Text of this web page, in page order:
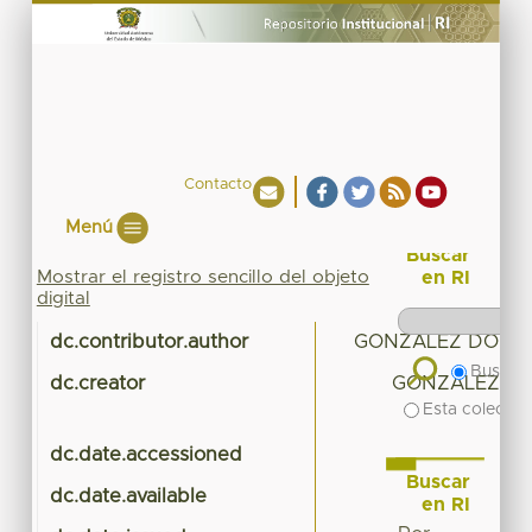
Contacto
Menú
Mostrar el registro sencillo del objeto
digital
dc.contributor.author GONZALEZ
dc.creator GONZALEZ
dc.date.accessioned
dc.date.available
Buscar
en RI
Buscar
Esta
Buscar
en RI